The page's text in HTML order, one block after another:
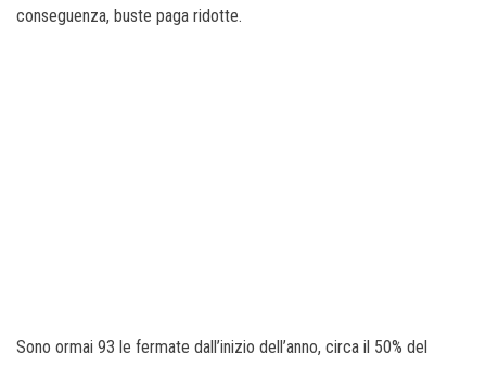
conseguenza, buste paga ridotte.
Sono ormai 93 le fermate dall’inizio dell’anno, circa il 50% del